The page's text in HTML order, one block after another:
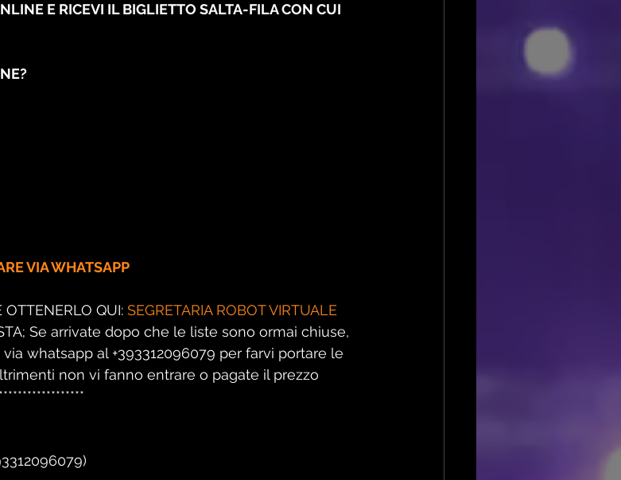
E RICEVI IL BIGLIETTO SALTA-FILA CON CUI
VIA WHATSAPP
OTTENERLO QUI: SEGRETARIA ROBOT VIRTUALE
Se arrivate dopo che le liste sono ormai chiuse,
whatsapp al +393312096079 per farvi portare le
non vi fanno entrare o pagate il prezzo